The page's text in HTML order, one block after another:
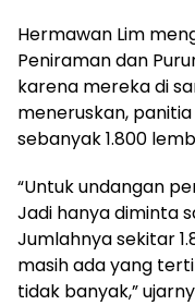
Hermawan Lim
Peniraman dan
karena mereka di
meneruskan,
sebanyak 1.800
“Untuk undangan
Jadi hanya diminta
Jumlahnya sekitar
masih ada yang
tidak banyak,”